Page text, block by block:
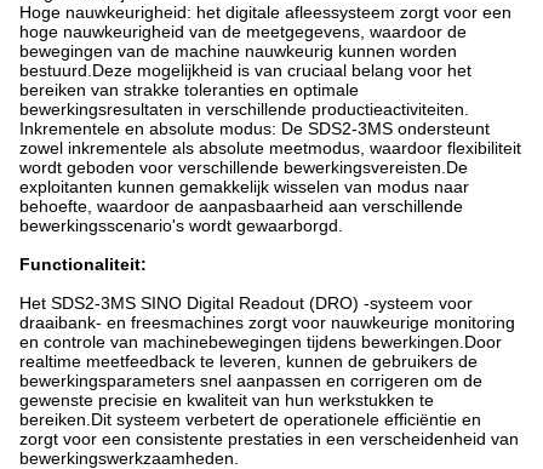
Hoge nauwkeurigheid: het digitale afleessysteem zorgt voor een
hoge nauwkeurigheid van de meetgegevens, waardoor de
bewegingen van de machine nauwkeurig kunnen worden
bestuurd.Deze mogelijkheid is van cruciaal belang voor het
bereiken van strakke toleranties en optimale
bewerkingsresultaten in verschillende productieactiviteiten.
Inkrementele en absolute modus: De SDS2-3MS ondersteunt
zowel inkrementele als absolute meetmodus, waardoor flexibiliteit
wordt geboden voor verschillende bewerkingsvereisten.De
exploitanten kunnen gemakkelijk wisselen van modus naar
behoefte, waardoor de aanpasbaarheid aan verschillende
bewerkingsscenario's wordt gewaarborgd.
Functionaliteit:
Het SDS2-3MS SINO Digital Readout (DRO) -systeem voor
draaibank- en freesmachines zorgt voor nauwkeurige monitoring
en controle van machinebewegingen tijdens bewerkingen.Door
realtime meetfeedback te leveren, kunnen de gebruikers de
bewerkingsparameters snel aanpassen en corrigeren om de
gewenste precisie en kwaliteit van hun werkstukken te
bereiken.Dit systeem verbetert de operationele efficiëntie en
zorgt voor een consistente prestaties in een verscheidenheid van
bewerkingswerkzaamheden.